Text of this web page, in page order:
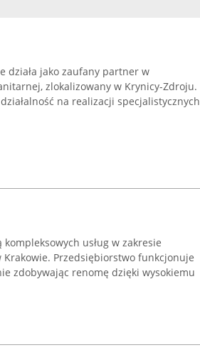
działa jako zaufany partner w
zlokalizowany w Krynicy-Zdroju.
na realizacji specjalistycznych
usług w zakresie
Przedsiębiorstwo funkcjonuje
zdobywając renomę dzięki wysokiemu